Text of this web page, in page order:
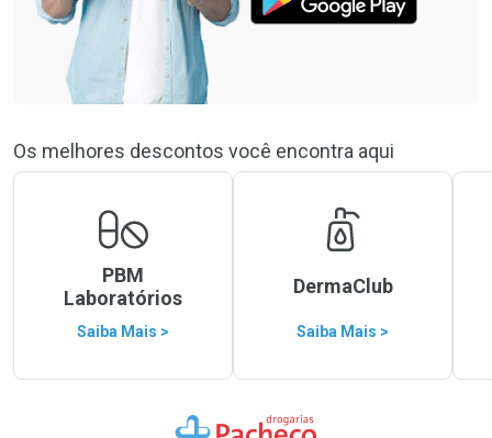
Os melhores descontos você encontra aqui
PBM
Laboratórios
Saiba Mais >
DermaClub
Saiba Mais >
Ir para a Home